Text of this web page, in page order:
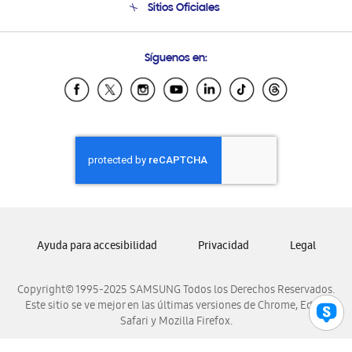
Soporte vía eMail
Sitios Oficiales
Samsung Ecuador
Samsung El Salvador
Samsung Honduras
Samsung Nicaragua
Samsung Panamá
Samsung Venezuela
Síguenos en:
Copyright© 1995-2025 SAMSUNG Todos los Derechos Reservados.
Este sitio se ve mejor en las últimas versiones de Chrome, Edge,
Safari y Mozilla Firefox.
Ayuda para accesibilidad Privacidad Legal